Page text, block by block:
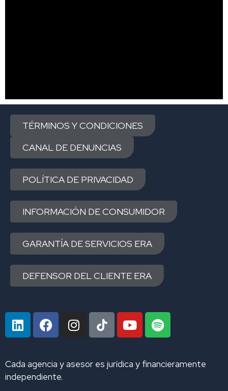
TÉRMINOS Y CONDICIONES
CANAL DE DENUNCIAS
POLÍTICA DE PRIVACIDAD
INFORMACIÓN DE CONSUMIDOR
GARANTÍA DE SERVICIOS ERA
DEFENSOR DEL CLIENTE ERA
L
i
k
e
d
F
a
b
o
I
n
a
Y
o
u
S
p
i
Cada agencia y asesor es jurídica y financieramente
independiente.